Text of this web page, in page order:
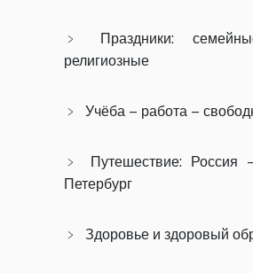
Праздники:
религиозные
Учёба – работа –
Путешествие:
Петербург
Здоровье и здоровый